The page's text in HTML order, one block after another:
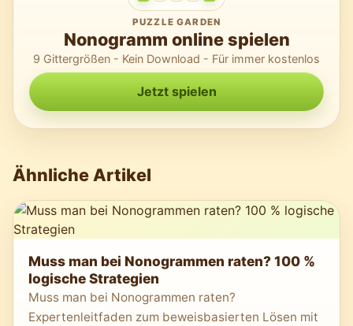
PUZZLE GARDEN
Nonogramm online spielen
9 Gittergrößen - Kein Download - Für immer kostenlos
Jetzt spielen
Ähnliche Artikel
Muss man bei Nonogrammen raten? 100 %
logische Strategien
Muss man bei Nonogrammen raten?
Expertenleitfaden zum beweisbasierten Lösen mit